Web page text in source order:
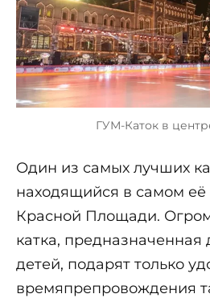
ГУМ-Каток в
Один из самых лучших
находящийся в самом её
Красной Площади.
катка, предназначенная
детей, подарят только
времяпрепровождения